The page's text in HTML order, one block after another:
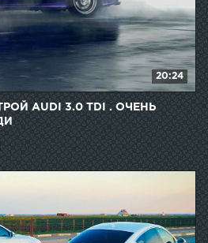
20:24
AUDI 3.0 TDI . ОЧЕНЬ